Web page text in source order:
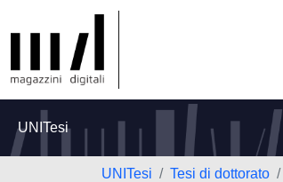
UNITesi
UNITesi Tesi di dottorato